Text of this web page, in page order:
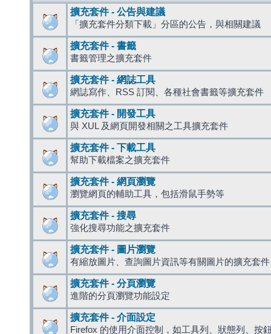
擴充套件 - 公告與建議
「擴充套件分類下載」分區的公告，與相關建議
擴充套件 - 書籤
書籤管理之擴充套件
擴充套件 - 網誌工具
網誌寫作、RSS 訂閱、各種社會書籤等擴充套件
擴充套件 - 開發工具
與 XUL 及網頁開發相關之工具擴充套件
擴充套件 - 下載工具
幫助下載檔案之擴充套件
擴充套件 - 網頁瀏覽
瀏覽網頁的輔助工具，包括滑鼠手勢等
擴充套件 - 搜尋
強化搜尋功能之擴充套件
擴充套件 - 圖片瀏覽
有縮放圖片、查詢圖片資訊等有關圖片的擴充套件
擴充套件 - 分頁瀏覽
進階的分頁瀏覽功能設定
擴充套件 - 介面設定
Firefox 的使用介面控制，如工具列、狀態列、按